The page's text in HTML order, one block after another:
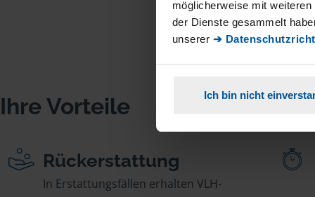
möglicherweise mit
der Dienste gesammelt
unserer ➔
Ich bin nicht
Ihre Vorteile
Rückerstattung
In Erstattungsfällen erhalten VLH-